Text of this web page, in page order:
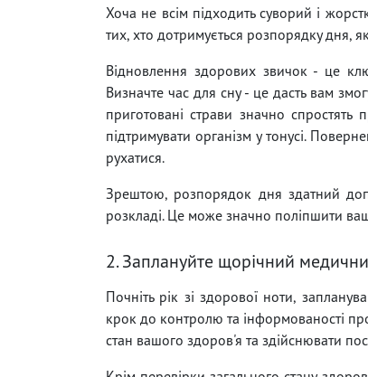
Хоча не всім підходить суворий і
тих, хто дотримується розпорядку дня,
Відновлення здорових звичок - це
Визначте час для сну - це дасть вам
приготовані страви значно
підтримувати організм у тонусі.
рухатися.
Зрештою, розпорядок дня здатний
розкладі. Це може значно поліпшити
2. Заплануйте щорічний
Почніть рік зі здорової ноти,
крок до контролю та інформованості
стан вашого здоров'я та здійснювати